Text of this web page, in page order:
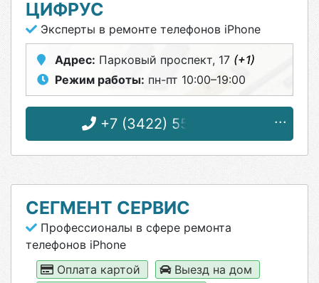
ЦИФРУС
Эксперты в ремонте телефонов iPhone
Адрес: Парковый проспект, 17 (+1)
Режим работы: пн-пт 10:00–19:00
+7 (3422) 55-40-38
СЕГМЕНТ СЕРВИС
Профессионалы в сфере ремонта
телефонов iPhone
Оплата картой
Выезд на дом